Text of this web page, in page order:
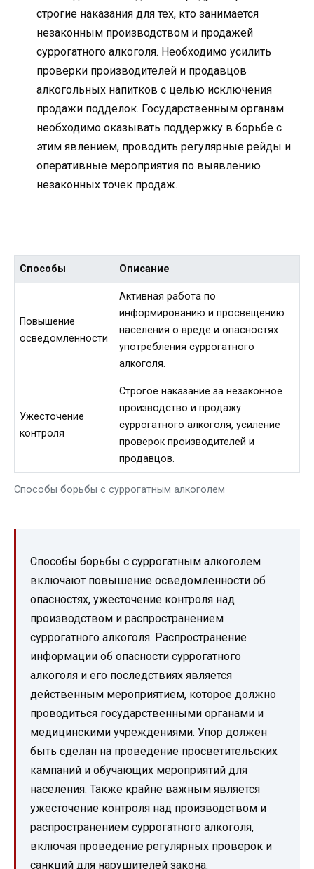
строгие наказания для тех, кто занимается
незаконным производством и продажей
суррогатного алкоголя. Необходимо усилить
проверки производителей и продавцов
алкогольных напитков с целью исключения
продажи подделок. Государственным органам
необходимо оказывать поддержку в борьбе с
этим явлением, проводить регулярные рейды и
оперативные мероприятия по выявлению
незаконных точек продаж.
Способы борьбы с суррогатным алкоголем
Способы Описание
Повышение
осведомленности
Активная работа по
информированию и просвещению
населения о вреде и опасностях
употребления суррогатного
алкоголя.
Ужесточение
контроля
Строгое наказание за незаконное
производство и продажу
суррогатного алкоголя, усиление
проверок производителей и
продавцов.
Способы борьбы с суррогатным алкоголем
включают повышение осведомленности об
опасностях, ужесточение контроля над
производством и распространением
суррогатного алкоголя. Распространение
информации об опасности суррогатного
алкоголя и его последствиях является
действенным мероприятием, которое должно
проводиться государственными органами и
медицинскими учреждениями. Упор должен
быть сделан на проведение просветительских
кампаний и обучающих мероприятий для
населения. Также крайне важным является
ужесточение контроля над производством и
распространением суррогатного алкоголя,
включая проведение регулярных проверок и
санкций для нарушителей закона.